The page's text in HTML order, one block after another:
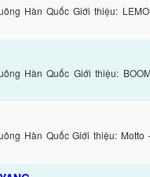
Hàn Quốc Giới thiệu:
Hàn Quốc Giới thiệu:
Hàn Quốc Giới thiệu: